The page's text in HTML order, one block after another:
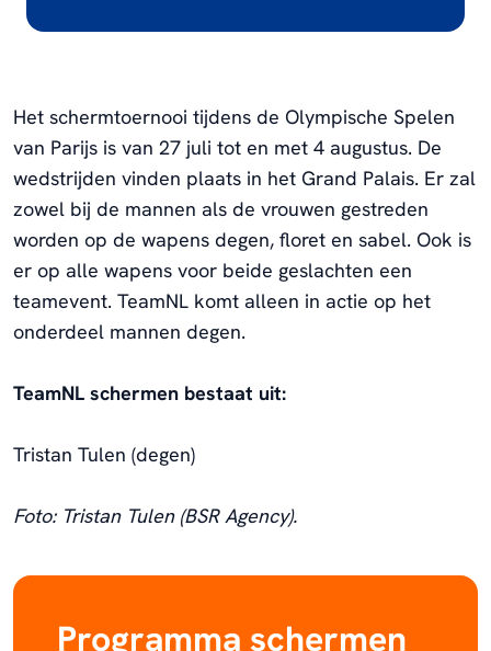
Het schermtoernooi tijdens de Olympische Spelen
van Parijs is van 27 juli tot en met 4 augustus. De
wedstrijden vinden plaats in het Grand Palais. Er zal
zowel bij de mannen als de vrouwen gestreden
worden op de wapens degen, floret en sabel. Ook is
er op alle wapens voor beide geslachten een
teamevent. TeamNL komt alleen in actie op het
onderdeel mannen degen.
TeamNL schermen bestaat uit:
Tristan Tulen (degen)
Foto: Tristan Tulen (BSR Agency).
Programma schermen